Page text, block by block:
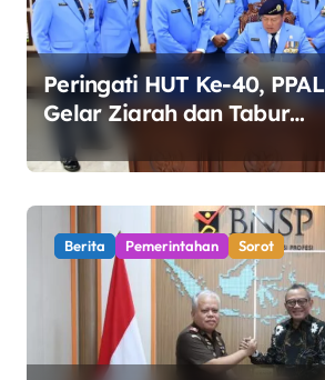
Peringati HUT Ke-40, PPAL
Gelar Ziarah dan Tabur
Bunga di TMP Kalibata
Berita Pemerintahan Sorot